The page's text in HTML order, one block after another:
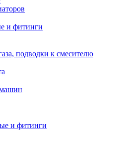
и фитинги
подводки к смесителю
и фитинги